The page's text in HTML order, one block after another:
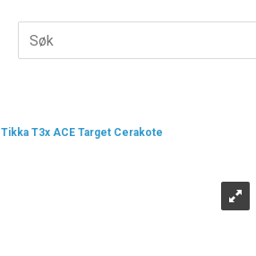
Tikka T3x ACE Target Cerakote